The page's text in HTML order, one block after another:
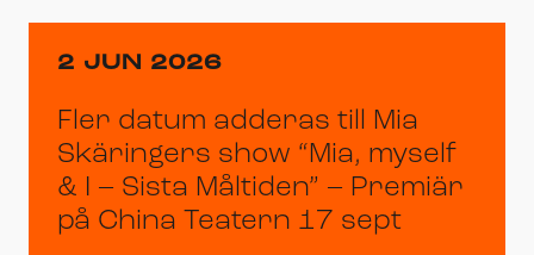
2 JUN 2026
Fler datum adderas till Mia
Skäringers show “Mia, myself
& I – Sista Måltiden” – Premiär
på China Teatern 17 sept